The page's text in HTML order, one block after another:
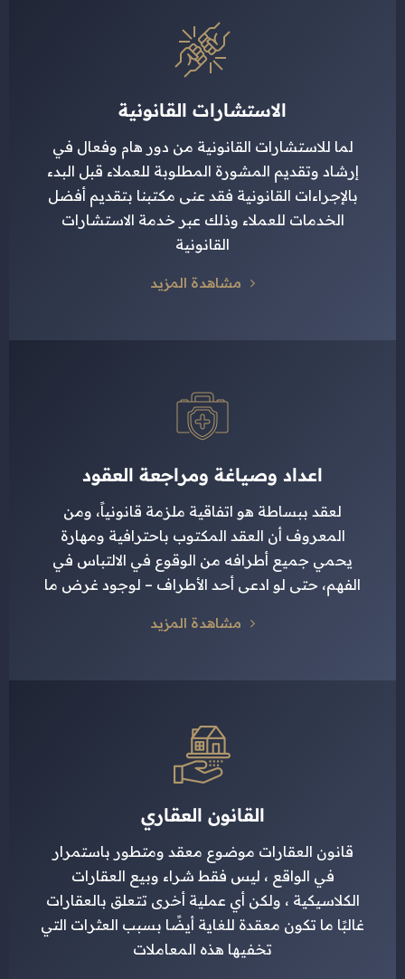
الاستشارات القانونية
لما للاستشارات القانونية من دور هام وفعال في
إرشاد وتقديم المشورة المطلوبة للعملاء قبل البدء
بالإجراءات القانونية فقد عنى مكتبنا بتقديم أفضل
الخدمات للعملاء وذلك عبر خدمة الاستشارات
القانونية
مشاهدة المزيد
اعداد وصياغة ومراجعة العقود
لعقد ببساطة هو اتفاقية ملزمة قانونياً، ومن
المعروف أن العقد المكتوب باحترافية ومهارة
يحمي جميع أطرافه من الوقوع في الالتباس في
الفهم، حتى لو ادعى أحد الأطراف – لوجود غرض ما
مشاهدة المزيد
القانون العقاري
قانون العقارات موضوع معقد ومتطور باستمرار
في الواقع ، ليس فقط شراء وبيع العقارات
الكلاسيكية ، ولكن أي عملية أخرى تتعلق بالعقارات
غالبًا ما تكون معقدة للغاية أيضًا بسبب العثرات التي
تخفيها هذه المعاملات